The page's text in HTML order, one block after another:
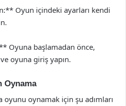
Oyun içindeki ayarları kendi
Oyuna başlamadan önce,
oyuna giriş yapın.
Oynama
oynamak için şu adımları